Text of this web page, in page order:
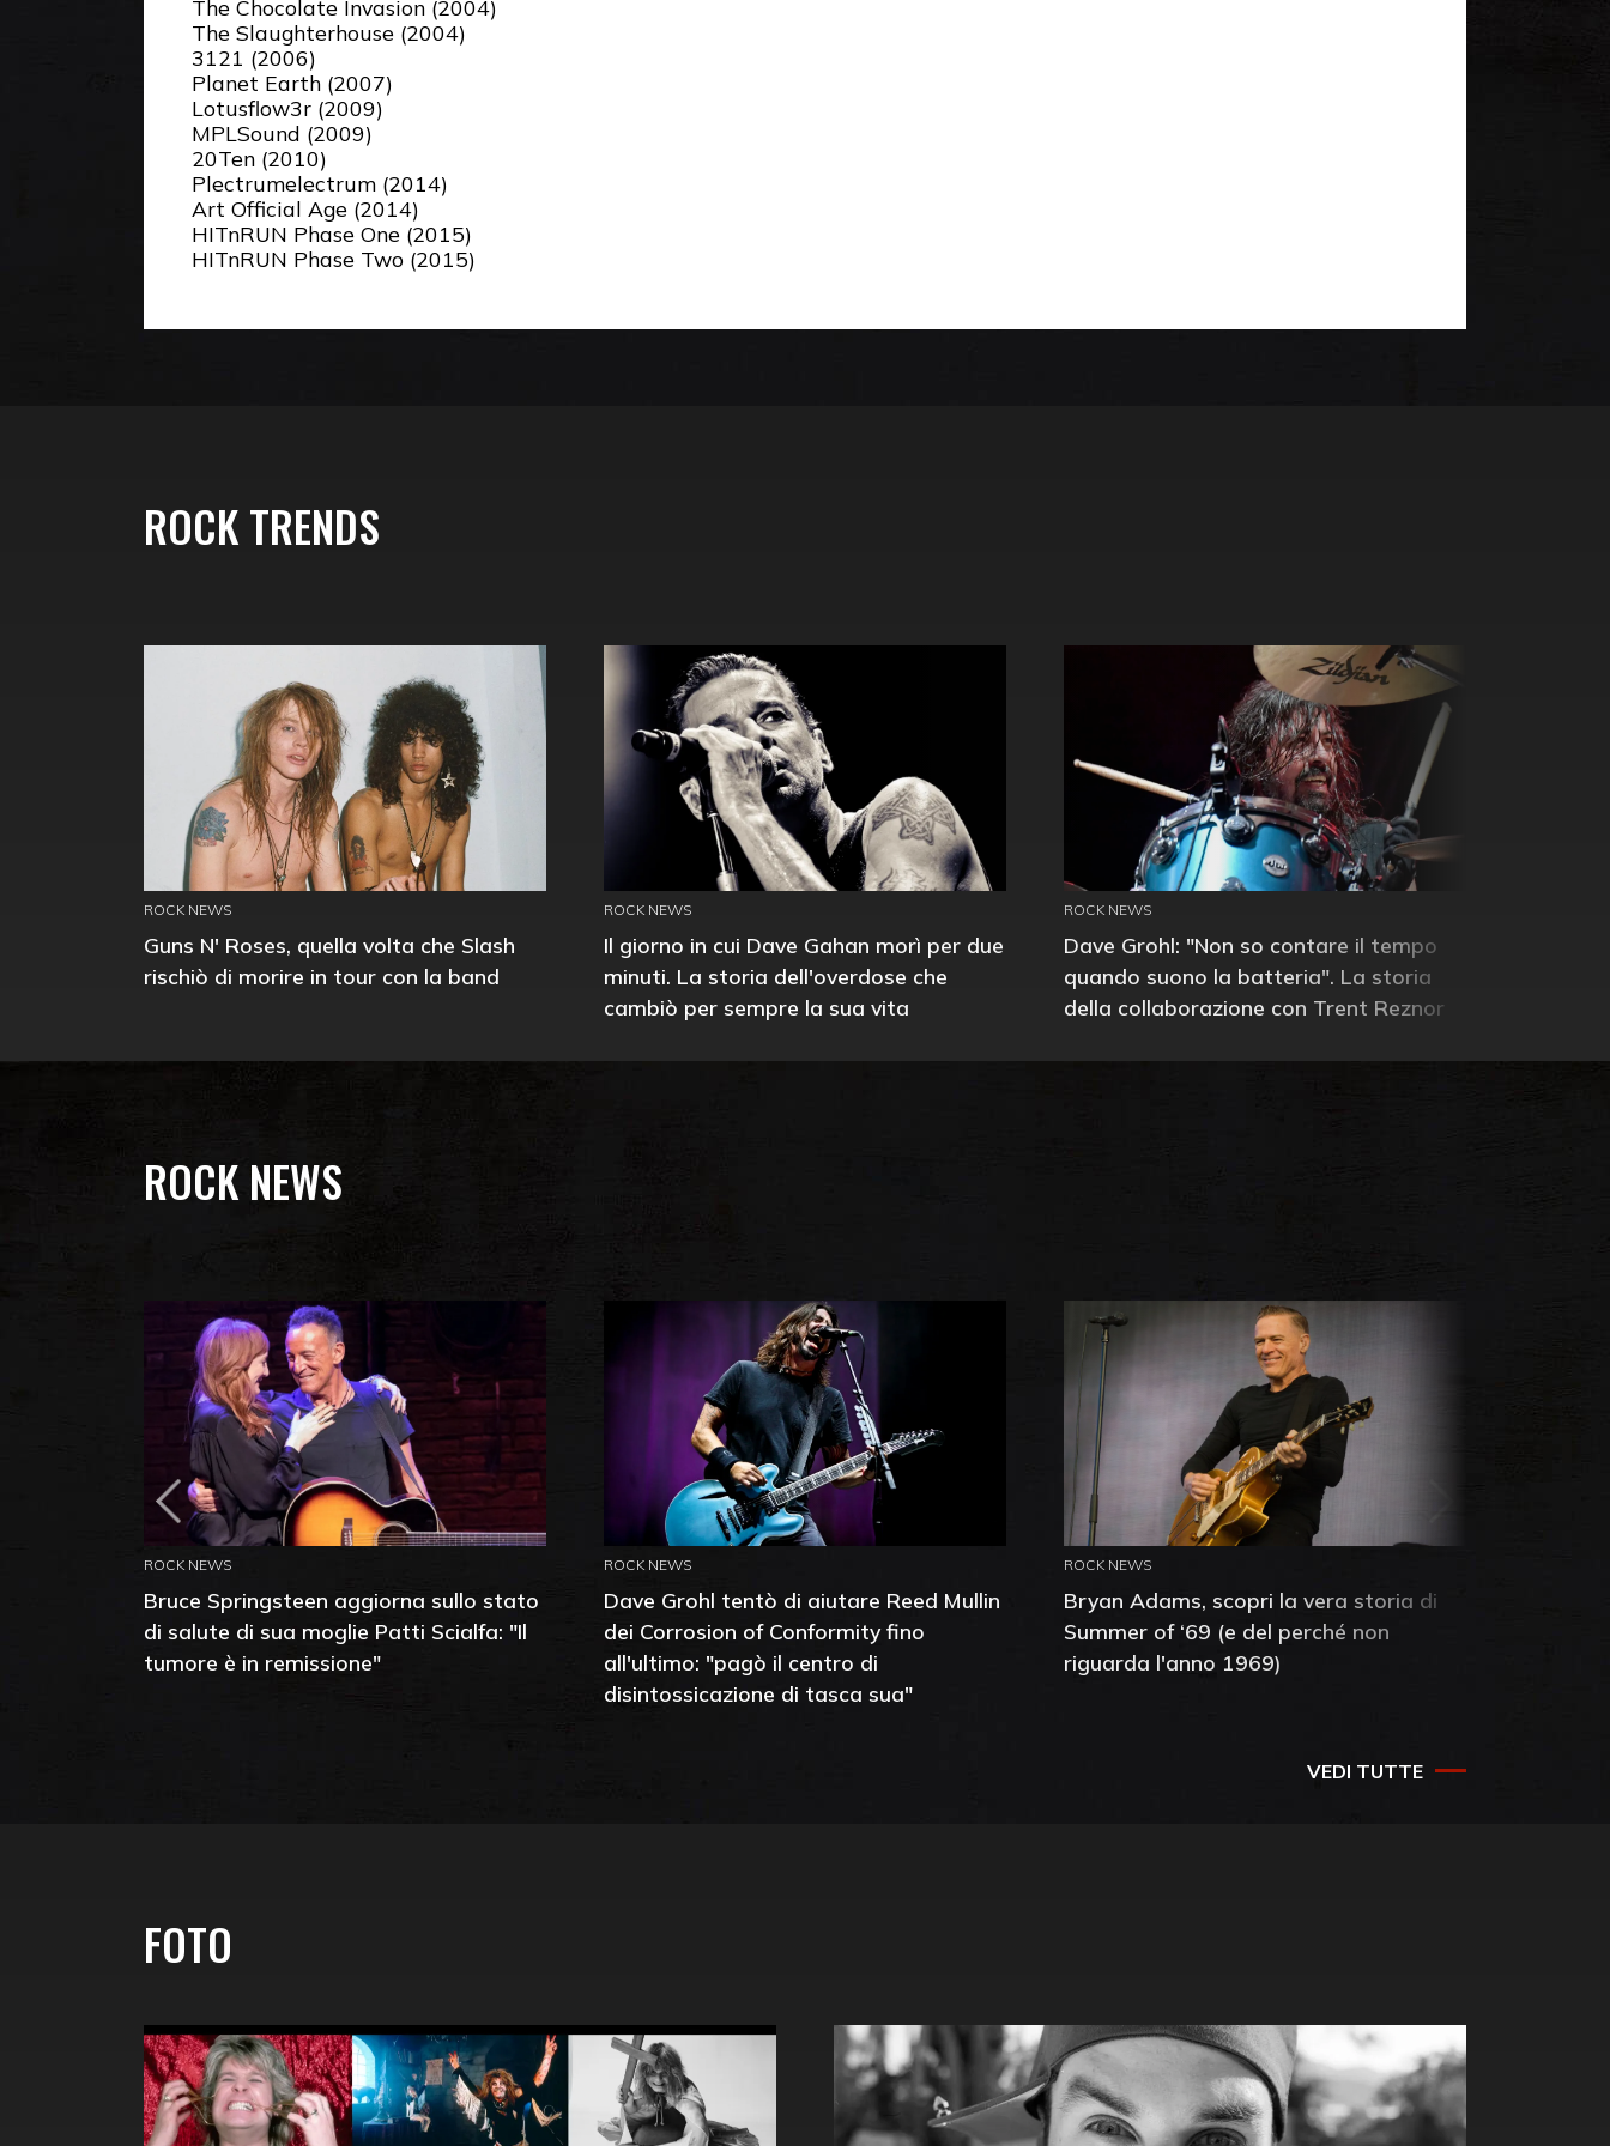
The Chocolate Invasion (2004)
The Slaughterhouse (2004)
3121 (2006)
Planet Earth (2007)
Lotusflow3r (2009)
MPLSound (2009)
20Ten (2010)
Plectrumelectrum (2014)
Art Official Age (2014)
HITnRUN Phase One (2015)
HITnRUN Phase Two (2015)
ROCK TRENDS
ROCK NEWS
Guns N' Roses, quella volta che Slash
rischiò di morire in tour con la band
ROCK NEWS
Il giorno in cui Dave Gahan morì per due
minuti. La storia dell'overdose che
cambiò per sempre la sua vita
ROCK NEWS
Dave Grohl: "Non so contare il tempo
quando suono la batteria". La storia
della collaborazione con Trent Reznor
ROCK NEWS
ROCK NEWS
Bruce Springsteen aggiorna sullo stato
di salute di sua moglie Patti Scialfa: "Il
tumore è in remissione"
ROCK NEWS
Dave Grohl tentò di aiutare Reed Mullin
dei Corrosion of Conformity fino
all'ultimo: "pagò il centro di
disintossicazione di tasca sua"
ROCK NEWS
Bryan Adams, scopri la vera storia di
Summer of ‘69 (e del perché non
riguarda l'anno 1969)
VEDI TUTTE
FOTO